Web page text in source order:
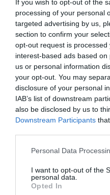
If you wish to opt-out of the
processing of your personal
targeted advertising by us,
section to confirm your
opt-out request is
interest-based ads based
us or personal information
your opt-out. You may
disclosure of your personal
IAB’s list of downstream
also be disclosed by us to
Downstream Participants
Personal Data
I want to opt-out of the
personal data.
Opted In